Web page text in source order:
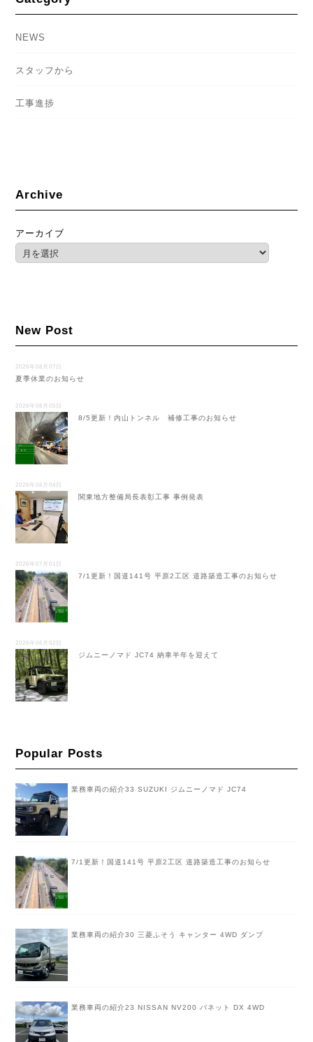
NEWS
スタッフから
工事進捗
Archive
アーカイブ
New Post
2026年08月07日
夏季休業のお知らせ
2026年08月05日
8/5更新！内山トンネル 補修工事のお知らせ
2026年08月04日
関東地方整備局長表彰工事 事例発表
2026年07月01日
7/1更新！国道141号 平原2工区 道路築造工事のお知らせ
2026年06月02日
ジムニーノマド JC74 納車半年を迎えて
Popular Posts
業務車両の紹介33 SUZUKI ジムニーノマド JC74
7/1更新！国道141号 平原2工区 道路築造工事のお知らせ
業務車両の紹介30 三菱ふそう キャンター 4WD ダンプ
業務車両の紹介23 NISSAN NV200 バネット DX 4WD